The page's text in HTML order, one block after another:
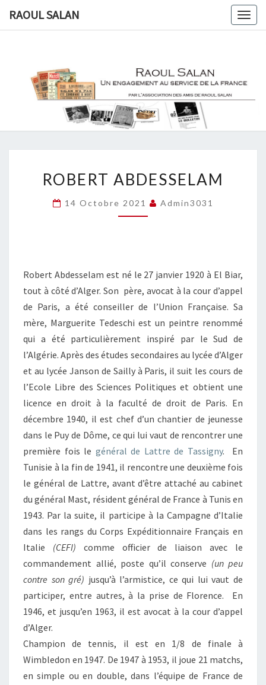
RAOUL SALAN
RAOUL
SALAN
Une
Engagement
Au Service
De Le
France
ABDESSELAM
ROBERT ABDESSELAM
14 Octobre 2021 Admin3031
Robert Abdesselam est né le 27 janvier 1920 à El Biar,
tout à côté d’Alger. Son père, avocat à la cour d’appel
de Paris, a été conseiller de l’Union Française. Sa
mère, Marguerite Tedeschi est un peintre renommé
qui a été particulièrement inspiré par le Sud de
l’Algérie. Après des études secondaires au lycée d’Alger
et au lycée Janson de Sailly à Paris, il suit les cours de
l’Ecole Libre des Sciences Politiques et obtient une
licence en droit à la faculté de droit de Paris. En
décembre 1940, il est chef d’un chantier de jeunesse
dans le Puy de Dôme, ce qui lui vaut de rencontrer une
première fois le général de Lattre de Tassigny. En
Tunisie à la fin de 1941, il rencontre une deuxième fois
le général de Lattre, avant d’être attaché au cabinet
du général Mast, résident général de France à Tunis en
1943. Par la suite, il participe à la Campagne d’Italie
dans les rangs du Corps Expéditionnaire Français en
Italie (CEFI) comme officier de liaison avec le
commandement allié, poste qu’il conserve (un peu
contre son gré) jusqu’à l’armistice, ce qui lui vaut de
participer, entre autres, à la prise de Florence. En
1946, et jusqu’en 1963, il est avocat à la cour d’appel
d’Alger.
Champion de tennis, il est en 1/8 de finale à
Wimbledon en 1947. De 1947 à 1953, il joue 21 matchs,
en simple ou en double, dans l’équipe de France de